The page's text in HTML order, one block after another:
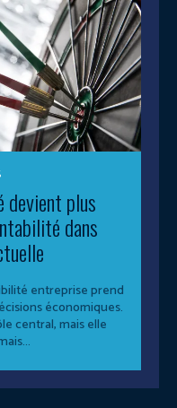
plus
dans
entreprise prend
économiques.
central, mais elle